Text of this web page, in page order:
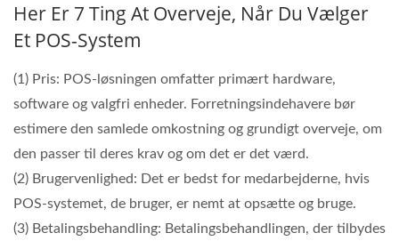
Her Er 7 Ting At Overveje, Når Du Vælger
Et POS-System
(1) Pris: POS-løsningen omfatter primært hardware,
software og valgfri enheder. Forretningsindehavere bør
estimere den samlede omkostning og grundigt overveje, om
den passer til deres krav og om det er det værd.
(2) Brugervenlighed: Det er bedst for medarbejderne, hvis
POS-systemet, de bruger, er nemt at opsætte og bruge.
(3) Betalingsbehandling: Betalingsbehandlingen, der tilbydes